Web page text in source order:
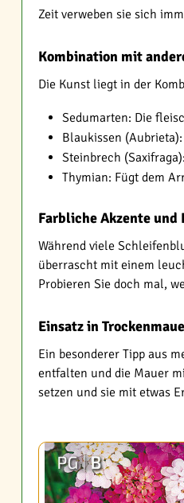
Zeit verweben sie sich
Kombination mit
Die Kunst liegt in der
Sedumarten: Die
Blaukissen
Steinbrech
Thymian: Fügt dem
Farbliche Akzente
Während viele
überrascht mit einem
Probieren Sie doch mal,
Einsatz in
Ein besonderer Tipp aus
entfalten und die Mauer
setzen und sie mit etwas